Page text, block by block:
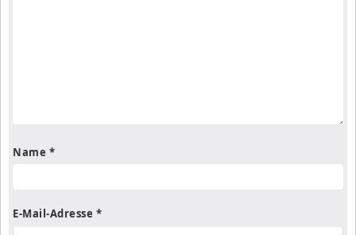
Name *
E-Mail-Adresse *